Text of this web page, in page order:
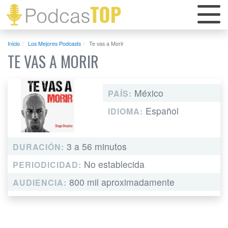
Inicio Los Mejores Podcasts Te vas a Morir
TE VAS A MORIR
PAÍS: México
IDIOMA: Español
DURACIÓN: 3 a 56 minutos
PERIODICIDAD: No establecida
AUDIENCIA: 800 mil aproximadamente